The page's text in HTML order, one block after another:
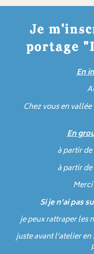
Je
portage
En
Chez vous en
En
à partir
à partir
Si je n’ai pas
je peux rattraper les
juste avant l’atelier